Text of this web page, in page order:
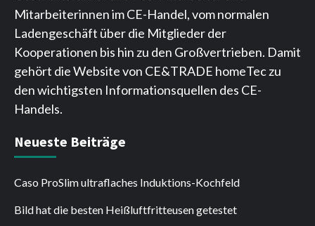
Mitarbeiterinnen im CE-Handel, vom normalen
Ladengeschäft über die Mitglieder der
Kooperationen bis hin zu den Großvertrieben. Damit
gehört die Website von CE&TRADE homeTec zu
den wichtigsten Informationsquellen des CE-
Handels.
Neueste Beiträge
Caso ProSlim ultraflaches Induktions-Kochfeld
Bild hat die besten Heißluftfritteusen getestet